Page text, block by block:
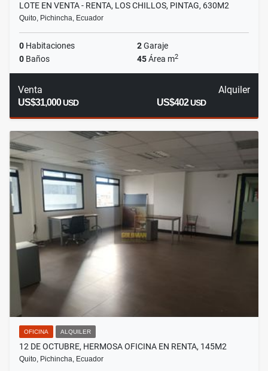
LOTE EN VENTA - RENTA, LOS CHILLOS, PINTAG, 630M2
Quito, Pichincha, Ecuador
0 Habitaciones 2Garaje
0 Baños 45Área m2
Venta
US$31,000USD
Alquiler
US$402USD
OFICINA ALQUILER
12 DE OCTUBRE, HERMOSA OFICINA EN RENTA, 145M2
Quito, Pichincha, Ecuador